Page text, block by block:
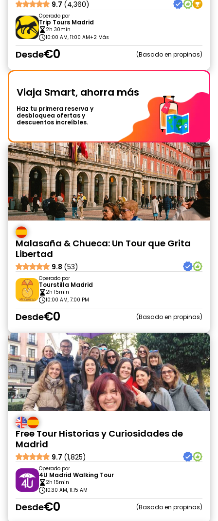
9.7 (4,360)
Operado por
Trip Tours Madrid
2h 30min
10:00 AM, 11:00 AM+2 Más
Desde€0 Basado en propinas
Viaja Smart, ahorra más
Haz tu primera reserva y
desbloquea ofertas y
descuentos increíbles.
Malasaña & Chueca: Un Tour que Grita
Libertad
9.8 (53)
Operado por
Tourstilla Madrid
2h 15min
10:00 AM, 7:00 PM
Desde€0 Basado en propinas
Free Tour Historias y Curiosidades de
Madrid
9.7 (1,825)
Operado por
4U Madrid Walking Tour
2h 15min
10:30 AM, 11:15 AM
Desde€0 Basado en propinas